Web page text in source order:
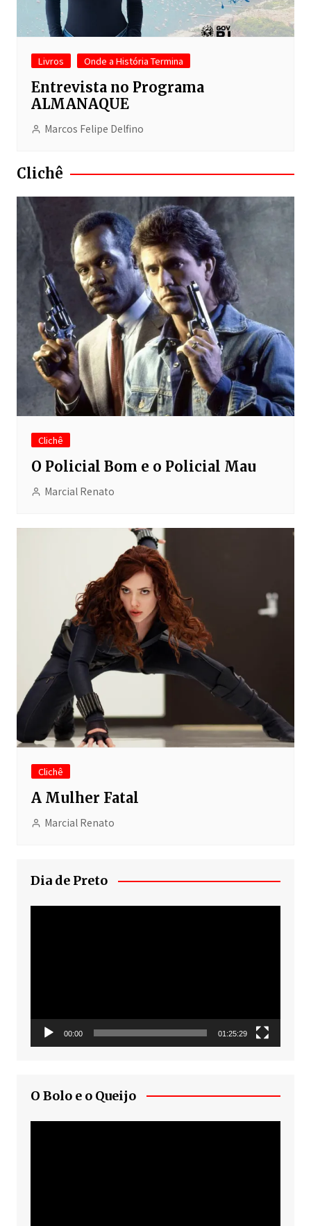
Livros Onde a História Termina
Entrevista no Programa
ALMANAQUE
Marcos Felipe Delfino
Clichê
Clichê
O Policial Bom e o Policial Mau
Marcial Renato
Clichê
A Mulher Fatal
Marcial Renato
Dia de Preto
00:00 01:25:29
O Bolo e o Queijo